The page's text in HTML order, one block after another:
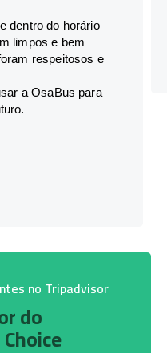
dentro do horário
limpos e bem
respeitosos e
a OsaBus para
no Tripadvisor
do